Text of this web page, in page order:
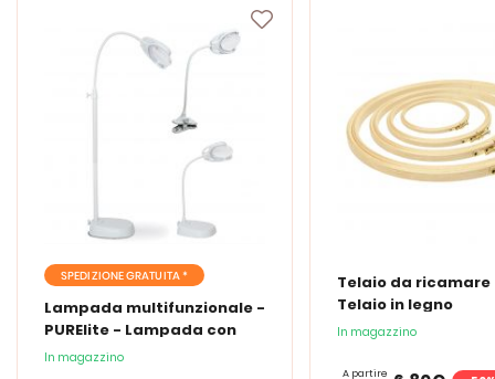
SPEDIZIONE GRATUITA *
Lampada multifunzionale -
PURElite - Lampada con
lente d'ingrandimento
In magazzino
Telaio da ricamare
Telaio in legno
In magazzino
A partire